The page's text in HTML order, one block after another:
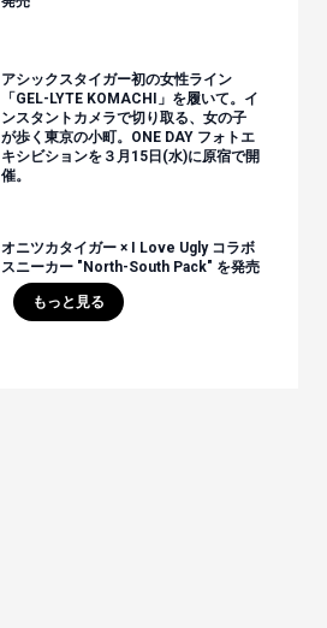
アシックスタイガー初の女性ライン
「GEL-LYTE KOMACHI」を履いて。イ
ンスタントカメラで切り取る、女の子
が歩く東京の小町。ONE DAY フォトエ
キシビションを３月15日(水)に原宿で開
催。
オニツカタイガー × I Love Ugly コラボ
スニーカー "North-South Pack" を発売
もっと見る